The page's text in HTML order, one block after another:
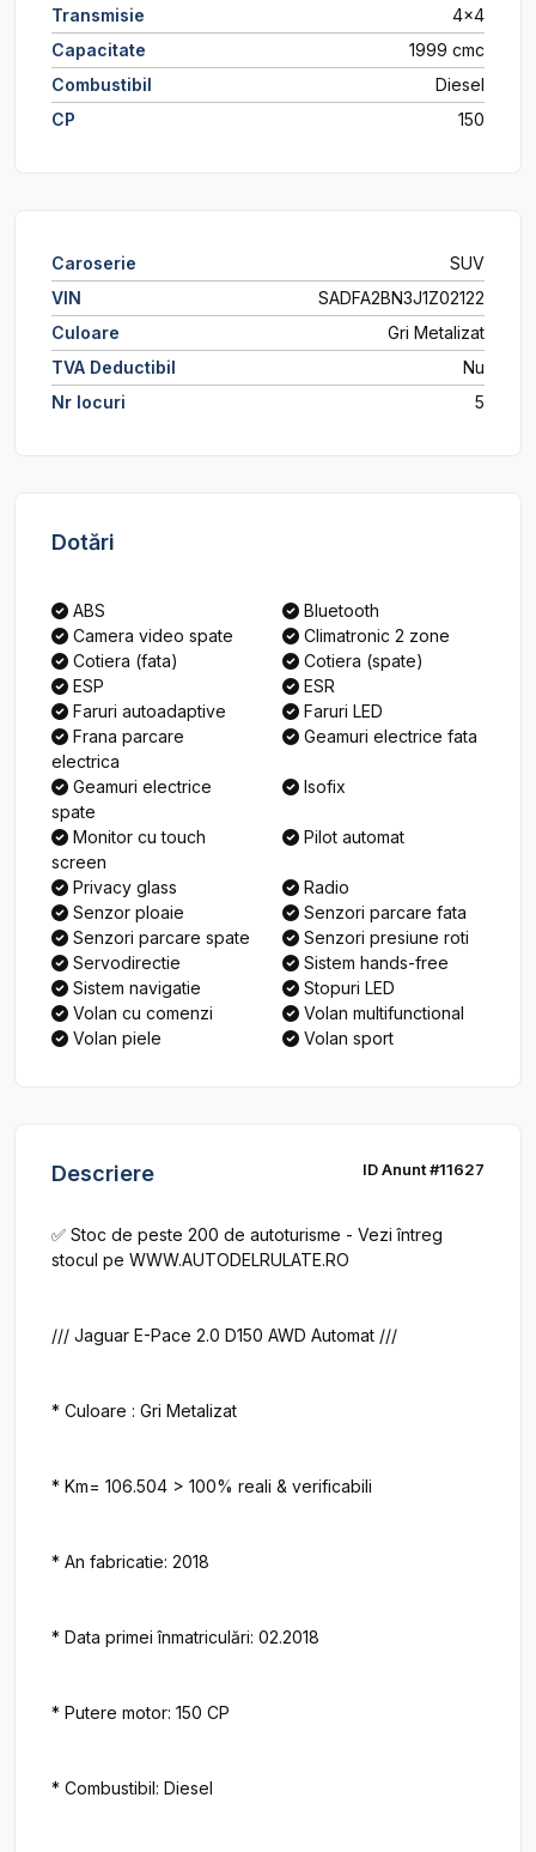
Transmisie
4x4
Capacitate
1999 cmc
Combustibil
Diesel
CP
150
Caroserie
SUV
VIN
SADFA2BN3J1Z02122
Culoare
Gri Metalizat
TVA Deductibil
Nu
Nr locuri
5
Dotări
ABS
Bluetooth
Camera video spate
Climatronic 2 zone
Cotiera (fata)
Cotiera (spate)
ESP
ESR
Faruri autoadaptive
Faruri LED
Frana parcare
electrica
Geamuri electrice fata
Geamuri electrice
spate
Isofix
Monitor cu touch
screen
Pilot automat
Privacy glass
Radio
Senzor ploaie
Senzori parcare fata
Senzori parcare spate
Senzori presiune roti
Servodirectie
Sistem hands-free
Sistem navigatie
Stopuri LED
Volan cu comenzi
Volan multifunctional
Volan piele
Volan sport
Descriere ID Anunt #11627
✅ Stoc de peste 200 de autoturisme - Vezi întreg
stocul pe WWW.AUTODELRULATE.RO
/// Jaguar E-Pace 2.0 D150 AWD Automat ///
* Culoare : Gri Metalizat
* Km= 106.504 > 100% reali & verificabili
* An fabricatie: 2018
* Data primei înmatriculări: 02.2018
* Putere motor: 150 CP
* Combustibil: Diesel